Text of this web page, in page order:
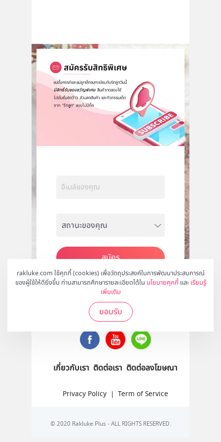
rakluke.com ใช้คุกกี้ (cookies) เพื่อวัตถุประสงค์ในการพัฒนาประสบการณ์
ของผู้ใช้ให้ดียิ่งขึ้น ท่านสามารถศึกษารายละเอียดได้ใน นโยบายคุกกี้ และ เรียนรู้
เพิ่มเติม
ยอมรับ
สมัคร
ติดตามเราได้ที่
เกี่ยวกับเรา ติดต่อเรา ติดต่อลงโฆษณา
Privacy Policy | Term of Service
© 2020 Rakluke Plus - ALL RIGHTS RESERVED.